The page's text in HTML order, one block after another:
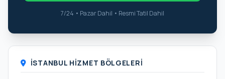
7/24 • Pazar Dahil • Resmi Tatil Dahil
İSTANBUL HIZMET BÖLGELERI